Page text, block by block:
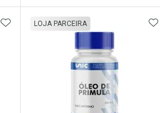
FECHAR
FECHAR
Laboratório
Por Menos
ADICIONAR AOS FAVORITOS
LOJA PARCEIRA